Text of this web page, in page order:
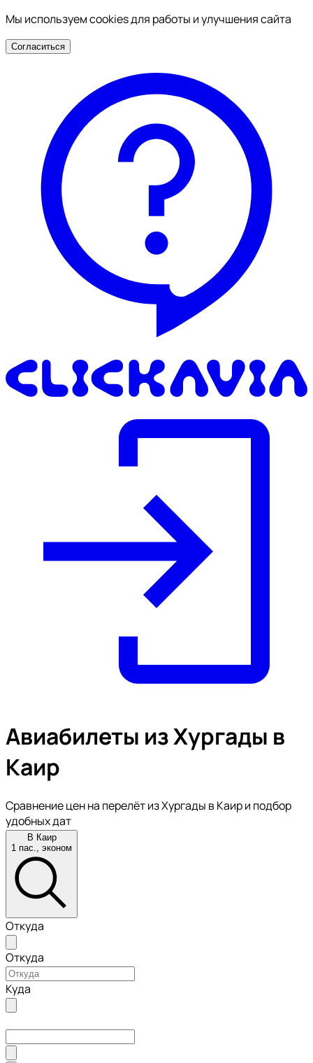
Мы используем cookies для работы и улучшения сайта
Согласиться
Авиабилеты из Хургады в
Каир
Сравнение цен на перелёт из Хургады в Каир и подбор
удобных дат
В Каир
1 пас., эконом
Откуда
Откуда
Куда